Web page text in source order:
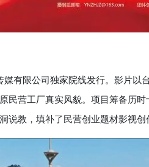
限公司独家院线发行。影片以
民营工厂真实风貌。项目筹备历
说教，填补了民营创业题材影视创